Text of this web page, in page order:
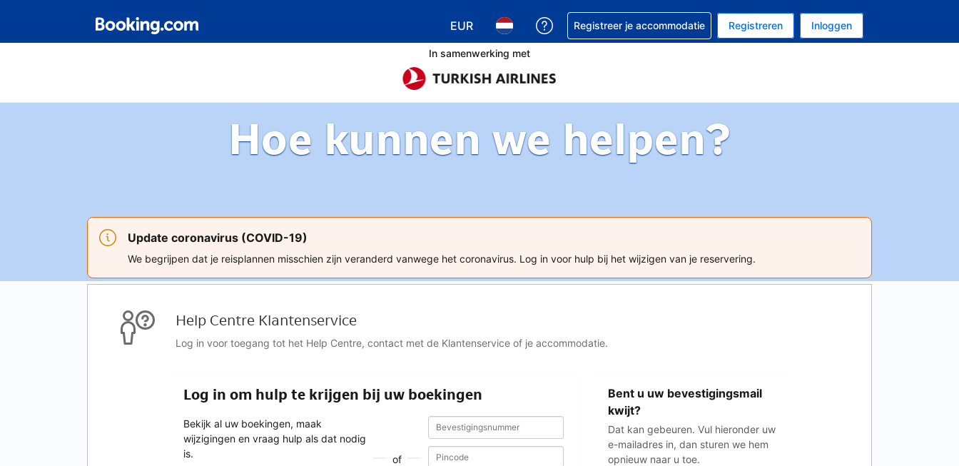
EUR
Kies je valuta. Je huidige valuta is EUR
Kies je taal. Je huidige taal is Nederlands
Krijg hulp bij je reservering
Registreer je accommodatie Registreren Inloggen
In samenwerking met
Hoe kunnen we helpen?
Update coronavirus (COVID-19)
We begrijpen dat je reisplannen misschien zijn veranderd vanwege het coronavirus. Log in voor hulp bij het wijzigen van je reservering.
Help Centre Klantenservice
Log in voor toegang tot het Help Centre, contact met de Klantenservice of je accommodatie.
Log in om hulp te krijgen bij uw boekingen
Bekijk al uw boekingen, maak
wijzigingen en vraag hulp als dat nodig
is.
of
Bevestigingsnummer
Bevestigingsnummer
Bent u uw bevestigingsmail
kwijt?
Dat kan gebeuren. Vul hieronder uw
e-mailadres in, dan sturen we hem
opnieuw naar u toe.
mailadres